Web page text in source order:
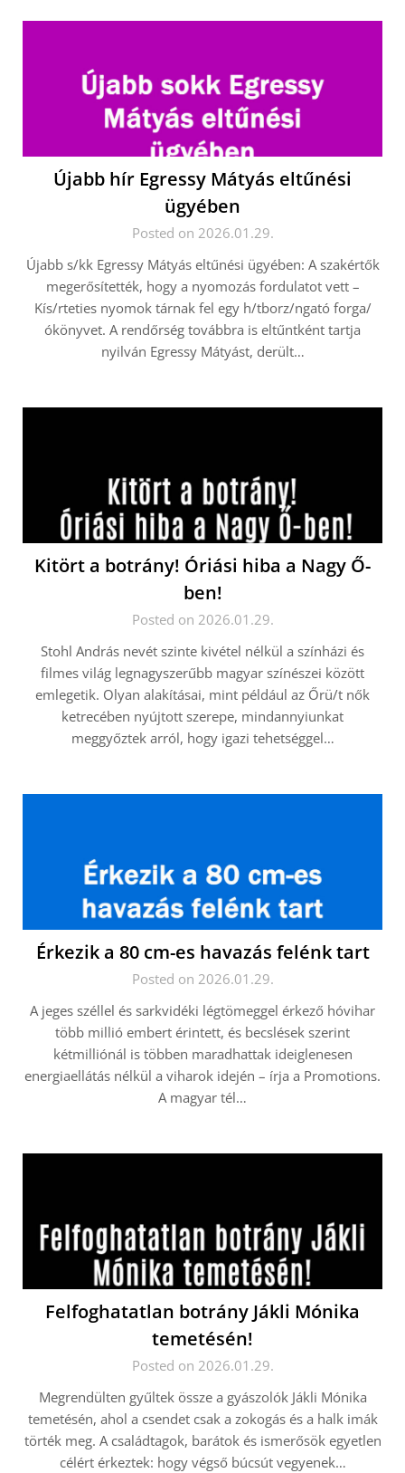
Újabb hír Egressy Mátyás eltűnési
ügyében
Posted on 2026.01.29.
Újabb s/kk Egressy Mátyás eltűnési ügyében: A szakértők
megerősítették, hogy a nyomozás fordulatot vett –
Kís/rteties nyomok tárnak fel egy h/tborz/ngató forga/
ókönyvet. A rendőrség továbbra is eltűntként tartja
nyilván Egressy Mátyást, derült…
Kitört a botrány! Óriási hiba a Nagy Ő-
ben!
Posted on 2026.01.29.
Stohl András nevét szinte kivétel nélkül a színházi és
filmes világ legnagyszerűbb magyar színészei között
emlegetik. Olyan alakításai, mint például az Őrü/t nők
ketrecében nyújtott szerepe, mindannyiunkat
meggyőztek arról, hogy igazi tehetséggel…
Érkezik a 80 cm-es havazás felénk tart
Posted on 2026.01.29.
A jeges széllel és sarkvidéki légtömeggel érkező hóvihar
több millió embert érintett, és becslések szerint
kétmilliónál is többen maradhattak ideiglenesen
energiaellátás nélkül a viharok idején – írja a Promotions.
A magyar tél…
Felfoghatatlan botrány Jákli Mónika
temetésén!
Posted on 2026.01.29.
Megrendülten gyűltek össze a gyászolók Jákli Mónika
temetésén, ahol a csendet csak a zokogás és a halk imák
törték meg. A családtagok, barátok és ismerősök egyetlen
célért érkeztek: hogy végső búcsút vegyenek…